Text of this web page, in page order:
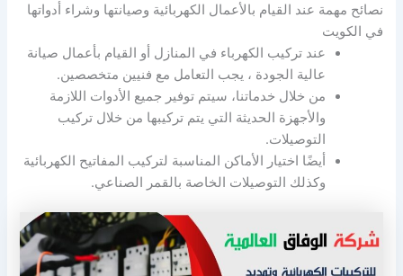
نصائح مهمة عند القيام بالأعمال الكهربائية وصيانتها وشراء أدواتها
في الكويت
عند تركيب الكهرباء في المنازل أو القيام بأعمال صيانة
عالية الجودة ، يجب التعامل مع فنيين متخصصين.
من خلال خدماتنا، سيتم توفير جميع الأدوات اللازمة
والأجهزة الحديثة التي يتم تركيبها من خلال تركيب
التوصيلات.
أيضًا اختيار الأماكن المناسبة لتركيب المفاتيح الكهربائية
وكذلك التوصيلات الخاصة بالقمر الصناعي.